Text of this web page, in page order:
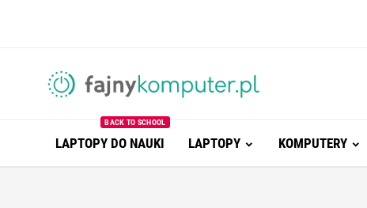
LAPTOPY DO NAUKI
BACK TO SCHOOL
LAPTOPY KOMPUTERY